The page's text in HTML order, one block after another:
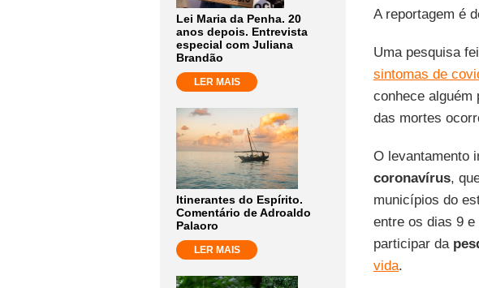
Lei Maria da Penha. 20
anos depois. Entrevista
especial com Juliana
Brandão
LER MAIS
Itinerantes do Espírito.
Comentário de Adroaldo
Palaoro
LER MAIS
A reportagem é
Uma pesquisa
sintomas de
conhece alguém
das mortes
O levantamento
coronavírus,
municípios do
entre os dias 9
participar da
vida.